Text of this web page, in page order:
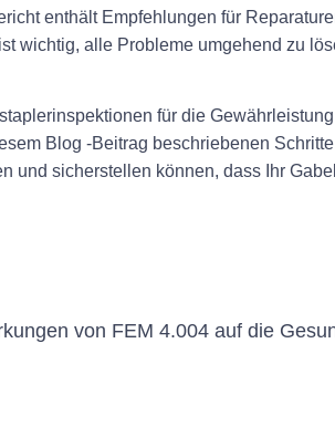
enthält Empfehlungen für
wichtig, alle Probleme umgehend zu
für die
Blog -Beitrag beschriebenen
und sicherstellen können, dass Ihr